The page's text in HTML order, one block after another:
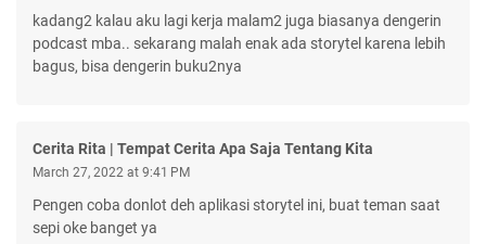
kadang2 kalau aku lagi kerja malam2 juga biasanya dengerin
podcast mba.. sekarang malah enak ada storytel karena lebih
bagus, bisa dengerin buku2nya
Cerita Rita | Tempat Cerita Apa Saja Tentang Kita
March 27, 2022 at 9:41 PM
Pengen coba donlot deh aplikasi storytel ini, buat teman saat
sepi oke banget ya